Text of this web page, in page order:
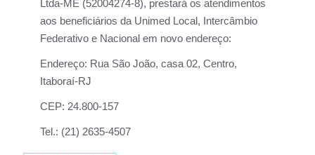
Ltda-ME (52004274-8), prestará os atendimentos
aos beneficiários da Unimed Local, Intercâmbio
Federativo e Nacional em novo endereço:
Endereço: Rua São João, casa 02, Centro,
Itaboraí-RJ
CEP: 24.800-157
Tel.: (21) 2635-4507